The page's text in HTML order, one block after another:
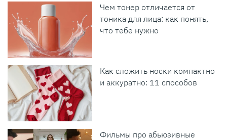
Чем тонер отличается от
тоника для лица: как понять,
что тебе нужно
Как сложить носки компактно
и аккуратно: 11 способов
Фильмы про абьюзивные